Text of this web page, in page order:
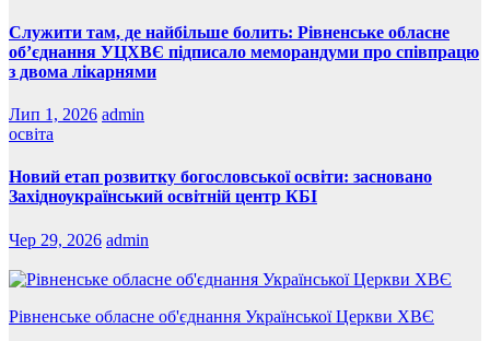
Служити там, де найбільше болить: Рівненське обласне
об’єднання УЦХВЄ підписало меморандуми про співпрацю
з двома лікарнями
Лип 1, 2026 admin
освіта
Новий етап розвитку богословської освіти: засновано
Західноукраїнський освітній центр КБІ
Чер 29, 2026 admin
Рівненське обласне об'єднання Української Церкви ХВЄ